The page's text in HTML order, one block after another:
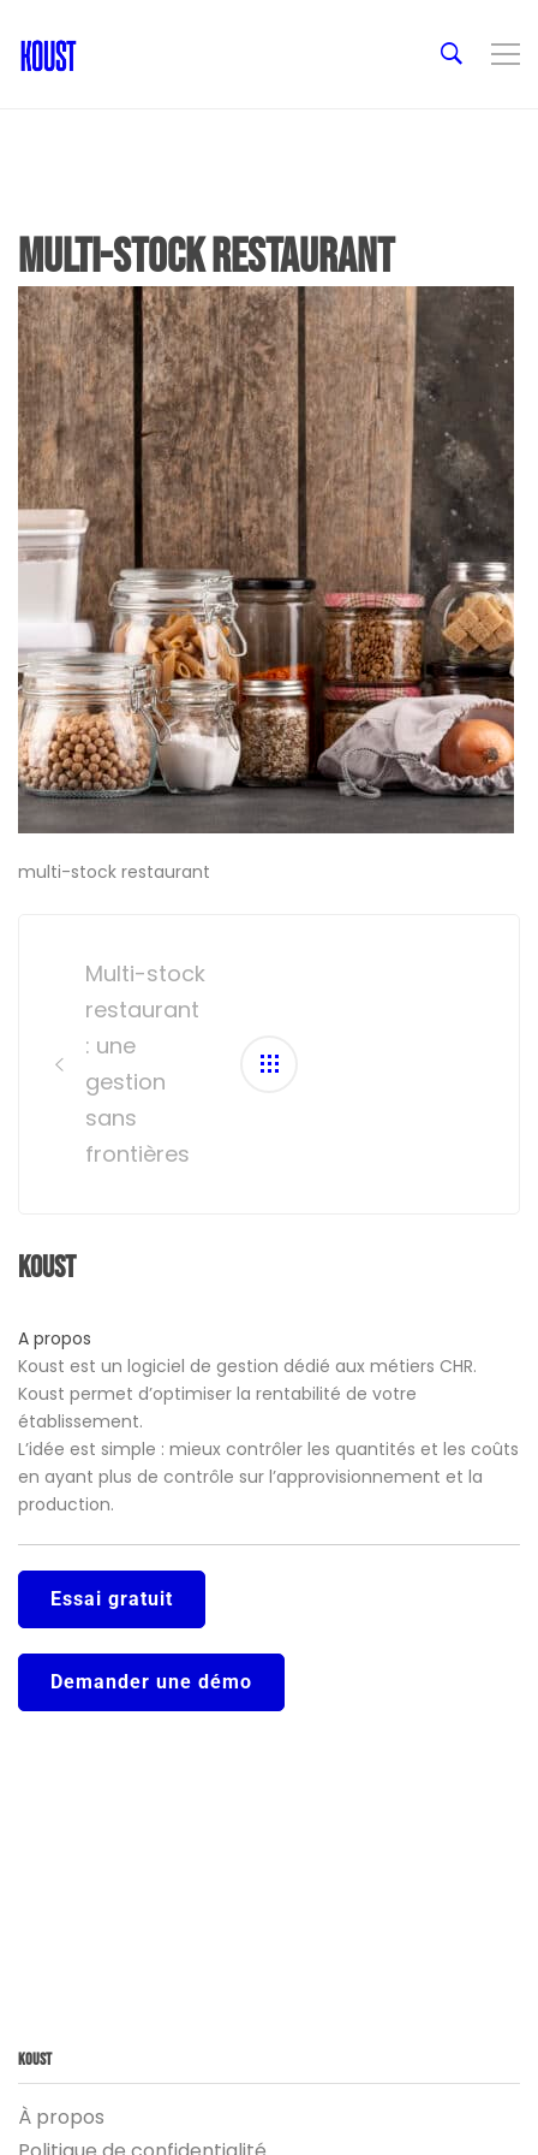
multi-stock restaurant
multi-stock restaurant
navigationMulti-stock
restaurant
: une
gestion
sans
frontières
Koust
A propos
Koust est un logiciel de gestion dédié aux métiers CHR.
Koust permet d’optimiser la rentabilité de votre
établissement.
L’idée est simple : mieux contrôler les quantités et les coûts
en ayant plus de contrôle sur l’approvisionnement et la
production.
Essai gratuit
Demander une démo
Koust
À propos